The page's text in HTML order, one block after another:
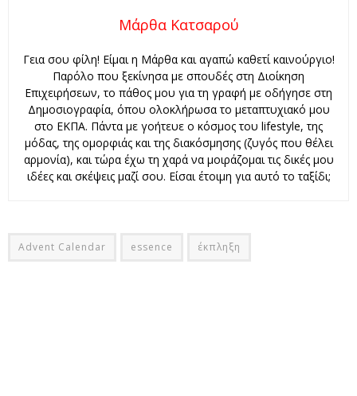
Μάρθα Κατσαρού
Γεια σου φίλη! Είμαι η Μάρθα και αγαπώ καθετί καινούργιο!
Παρόλο που ξεκίνησα με σπουδές στη Διοίκηση
Επιχειρήσεων, το πάθος μου για τη γραφή με οδήγησε στη
Δημοσιογραφία, όπου ολοκλήρωσα το μεταπτυχιακό μου
στο ΕΚΠΑ. Πάντα με γοήτευε ο κόσμος του lifestyle, της
μόδας, της ομορφιάς και της διακόσμησης (ζυγός που θέλει
αρμονία), και τώρα έχω τη χαρά να μοιράζομαι τις δικές μου
ιδέες και σκέψεις μαζί σου. Είσαι έτοιμη για αυτό το ταξίδι;
Advent Calendar essence έκπληξη